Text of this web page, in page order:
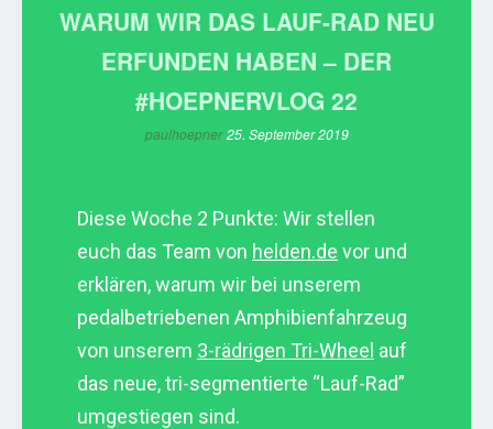
WARUM WIR DAS LAUF-RAD NEU
ERFUNDEN HABEN – DER
#HOEPNERVLOG 22
paulhoepner 25. September 2019
Diese Woche 2 Punkte: Wir stellen
euch das Team von helden.de vor und
erklären, warum wir bei unserem
pedalbetriebenen Amphibienfahrzeug
von unserem 3-rädrigen Tri-Wheel auf
das neue, tri-segmentierte “Lauf-Rad”
umgestiegen sind.